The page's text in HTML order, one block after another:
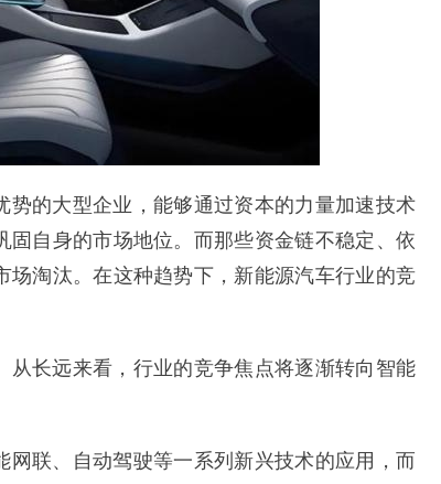
的大型企业，能够通过资本的力量加速技术
自身的市场地位。而那些资金链不稳定、依
淘汰。在这种趋势下，新能源汽车行业的竞
长远来看，行业的竞争焦点将逐渐转向智能
联、自动驾驶等一系列新兴技术的应用，而